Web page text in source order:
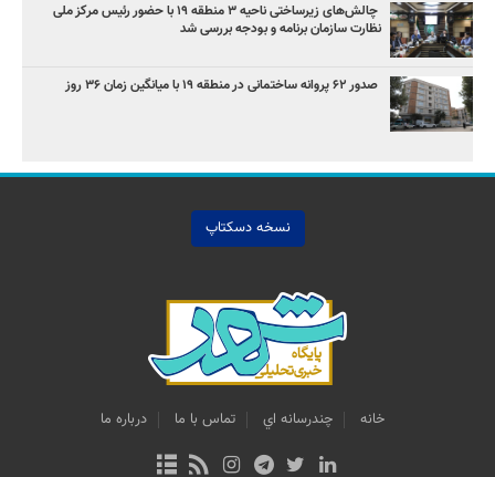
چالش‌های زیرساختی ناحیه ۳ منطقه ۱۹ با حضور رئیس مرکز ملی
نظارت سازمان برنامه و بودجه بررسی شد
صدور ۶۲ پروانه ساختمانی در منطقه ۱۹ با میانگین زمان ۳۶ روز
نسخه دسکتاپ
خانه چندرسانه اي تماس با ما درباره ما